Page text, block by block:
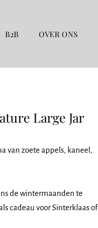
B2B OVER ONS
Large Jar
van zoete appels, kaneel,
de wintermaanden te
cadeau voor Sinterklaas of